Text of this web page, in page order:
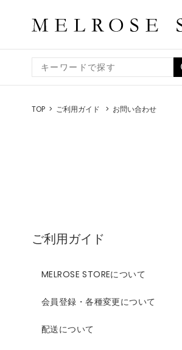
TOP ご利用ガイド お問い合わせ
ご利用ガイド
MELROSE STOREについて
会員登録・各種変更について
配送について